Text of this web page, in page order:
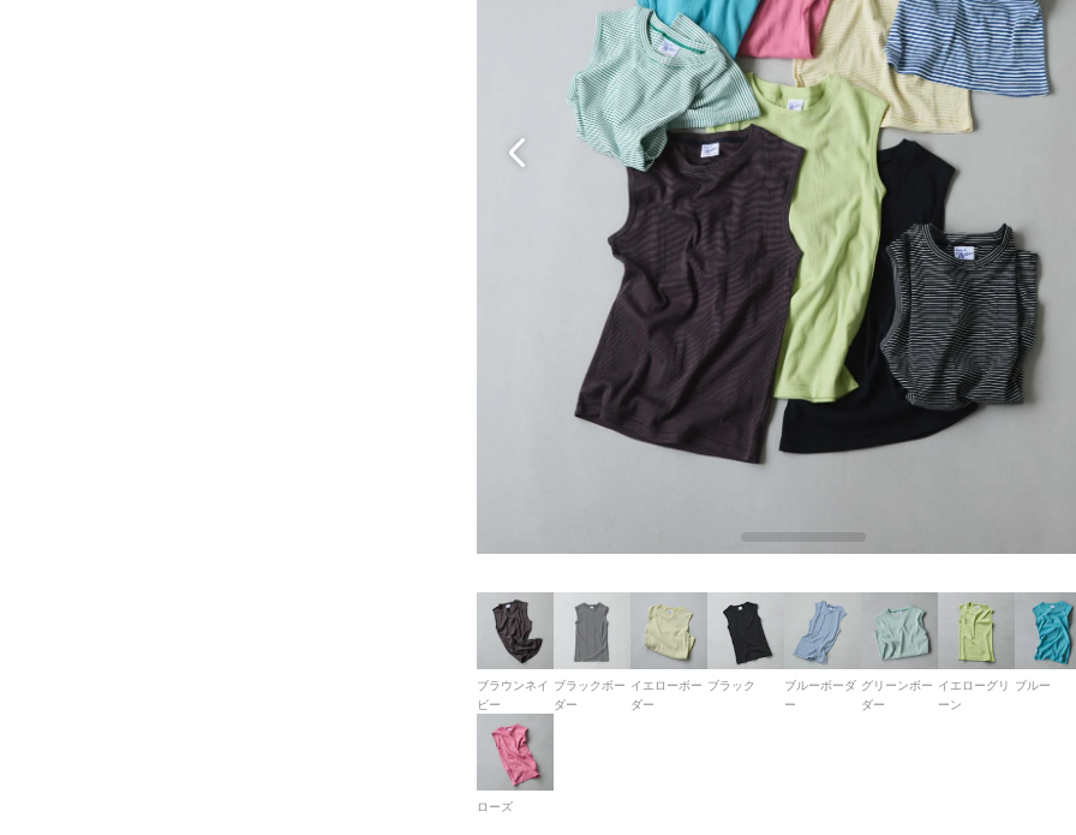
ブラウンネイ
ビー
ブラックボー
ダー
イエローボー
ダー
ブラック
ブルーボーダ
ー
グリーンボー
ダー
イエローグリ
ーン
ブルー
ローズ